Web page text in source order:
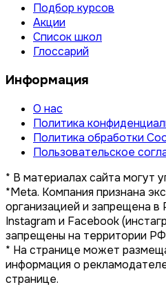
Подбор курсов
Акции
Список школ
Глоссарий
Информация
О нас
Политика
Политика обработки
Пользовательское
* В материалах сайта могут
*Meta. Компания признана
организацией и запрещена в
Instagram и Facebook
запрещены на территории
* На странице может
информация о
странице.